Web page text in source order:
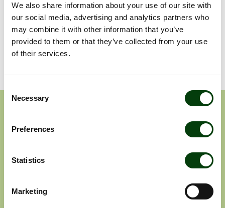
We also share information about your use of our site with
our social media, advertising and analytics partners who
may combine it with other information that you’ve
provided to them or that they’ve collected from your use
of their services.
Selection
Necessary
Preferences
Statistics
Marketing
Dokument
Nobina vinner stads- och regiontrafiken i Halland
pressmeddelanden
Pressmeddelanden
Prenumerera